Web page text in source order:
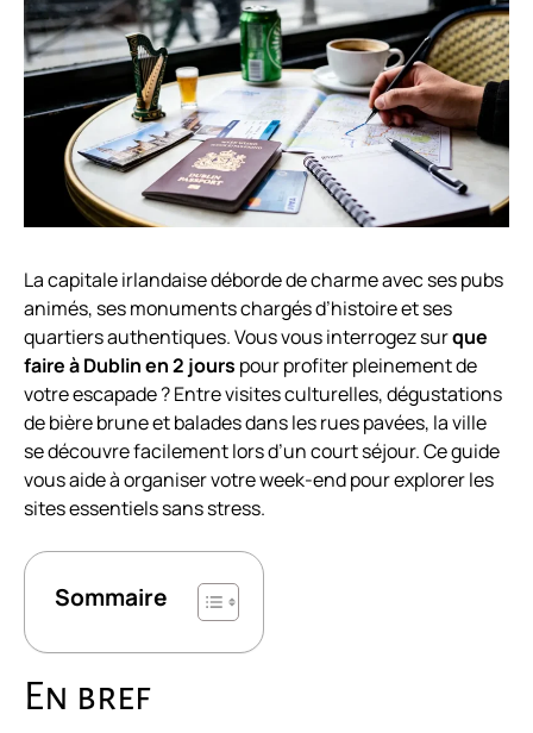
La capitale irlandaise déborde de charme avec ses pubs
animés, ses monuments chargés d’histoire et ses
quartiers authentiques. Vous vous interrogez surque
faire à Dublin en 2 jours pour profiter pleinement de
votre escapade ? Entre visites culturelles, dégustations
de bière brune et balades dans les rues pavées, la ville
se découvre facilement lors d’un court séjour. Ce guide
vous aide à organiser votre week-end pour explorer les
sites essentiels sans stress.
Sommaire
En bref